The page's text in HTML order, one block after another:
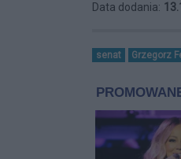
Data dodania:
senat Grzegorz